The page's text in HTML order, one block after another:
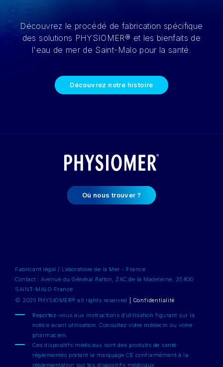
Découvrez le procédé de fabrication spécifique
des solutions PHYSIOMER® et les bienfaits de
l'eau de mer de Saint-Malo pour la santé.
Découvrez notre histoire
Où nous trouver ?
Fabricant légal / Laboratoire de la Mer - France
Contact : Avenue du Général Patton, ZAC de la Madeleine, 35400
SAINT-MALO France
© 2026 PHYSIOMER® all rights reserved
Confidentialité
Reportez-vous aux instructions d’utilisation figurant sur la
notice avant utilisation. Consultez votre médecin ou votre
pharmacien.
Ces dispositifs médicaux sont des produits de santé
réglementés portant le marquage CE conformément à la
réglementation sur les dispositifs médicaux.